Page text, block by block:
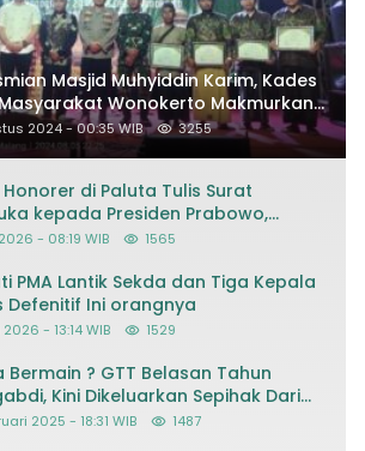
Masjid Muhyiddin Karim, Kades
Wonokerto Makmurkan
2024 - 00:35 WIB 3255
Honorer di Paluta Tulis Surat
kepada Presiden Prabowo,
Keadilan atas Dugaan
- 08:19 WIB 1565
PMA Lantik Sekda dan Tiga Kepala
Defenitif Ini orangnya
2026 - 13:14 WIB 1529
Bermain ? GTT Belasan Tahun
Kini Dikeluarkan Sepihak Dari
2025 - 18:31 WIB 1487